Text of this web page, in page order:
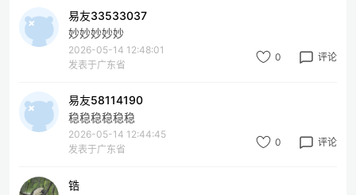
易友33533037
妙妙妙妙妙
2026-05-14 12:48:01
发表于广东省
0 评论
易友58114190
稳稳稳稳稳稳
2026-05-14 12:44:45
发表于广东省
0 评论
锆